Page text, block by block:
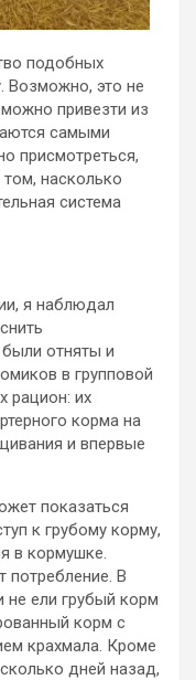
подобных
Возможно, это не
привезти из
самыми
присмотреться,
насколько
система
я наблюдал
отняты и
в групповой
рацион: их
корма на
и впервые
показаться
к грубому корму,
в кормушке.
потребление. В
не ели грубый корм
корм с
крахмала. Кроме
дней назад,